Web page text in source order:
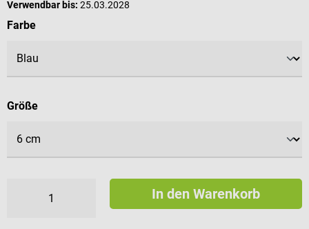
Verwendbar bis: 25.03.2028
Farbeauswählen
Größeauswählen
In den Warenkorb